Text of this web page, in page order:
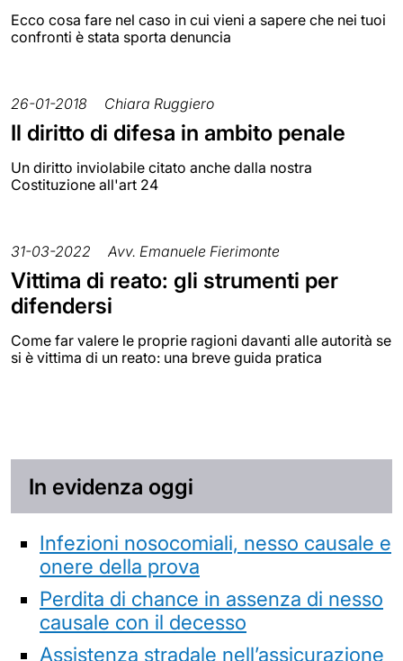
Ecco cosa fare nel caso in cui vieni a sapere che nei tuoi
confronti è stata sporta denuncia
26-01-2018 Chiara Ruggiero
Il diritto di difesa in ambito penale
Un diritto inviolabile citato anche dalla nostra
Costituzione all'art 24
31-03-2022 Avv. Emanuele Fierimonte
Vittima di reato: gli strumenti per
difendersi
Come far valere le proprie ragioni davanti alle autorità se
si è vittima di un reato: una breve guida pratica
In evidenza oggi
Infezioni nosocomiali, nesso causale e
onere della prova
Perdita di chance in assenza di nesso
causale con il decesso
Assistenza stradale nell’assicurazione